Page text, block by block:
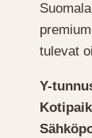
tulevat
Y-